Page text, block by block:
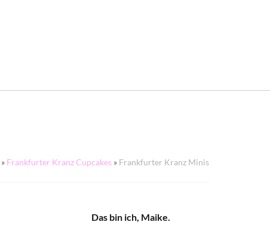
» Frankfurter Kranz Cupcakes » Frankfurter Kranz Minis
Das bin ich, Maike.